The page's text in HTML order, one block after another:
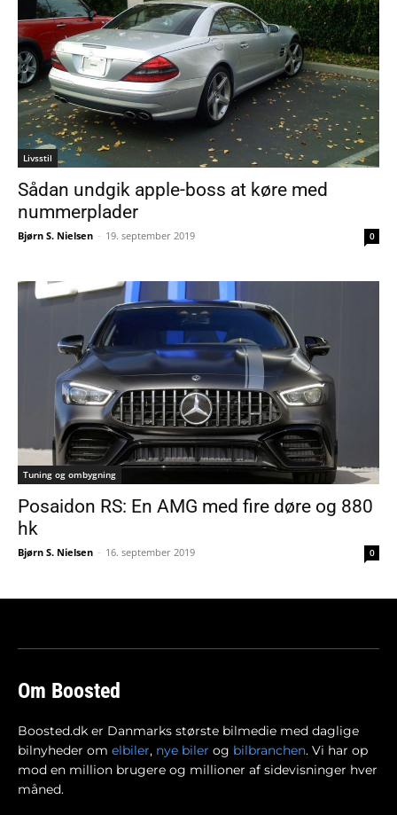
Livsstil
Sådan undgik apple-boss at køre med
nummerplader
Bjørn S. Nielsen - 19. september 2019 0
Tuning og ombygning
Posaidon RS: En AMG med fire døre og 880
hk
Bjørn S. Nielsen - 16. september 2019 0
Om Boosted
Boosted.dk er Danmarks største bilmedie med daglige
bilnyheder om elbiler, nye biler og bilbranchen. Vi har op
mod en million brugere og millioner af sidevisninger hver
måned.